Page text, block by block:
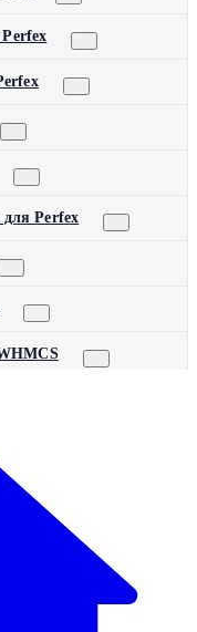
Perfex